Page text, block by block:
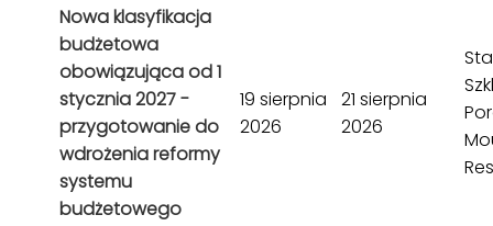
Nowa klasyfikacja
budżetowa
obowiązująca od 1
stycznia 2027 -
przygotowanie do
wdrożenia reformy
systemu
budżetowego
19 sierpnia
2026
21 sierpnia
2026